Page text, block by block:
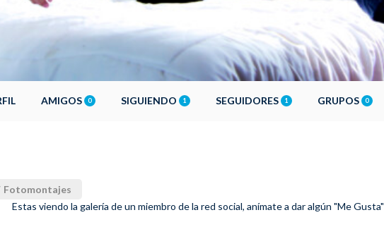
AMIGOS 0 SIGUIENDO 1 SEGUIDORES 1 GRUPOS 0
Fotomontajes
Estas viendo la galería de un miembro de la red social, anímate a dar algún "Me Gusta"